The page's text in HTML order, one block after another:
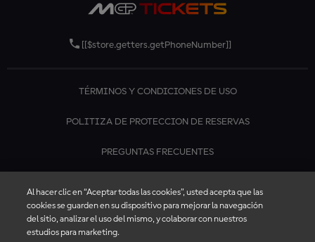
[[$store.getters.getPhoneNumber]]
TÉRMINOS Y CONDICIONES DE USO
POLITIZA DE PROTECCION DE RESERVAS
PREGUNTAS FRECUENTES
Al hacer clic en “Aceptar todas las cookies”, usted acepta que las
cookies se guarden en su dispositivo para mejorar la navegación
del sitio, analizar el uso del mismo, y colaborar con nuestros
estudios para marketing.